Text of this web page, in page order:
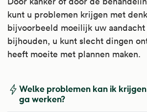
kunt u problemen krijgen met
bijvoorbeeld moeilijk uw aandacht
bijhouden, u kunt slecht dingen
heeft moeite met plannen maken.
Welke problemen kan ik
ga werken?